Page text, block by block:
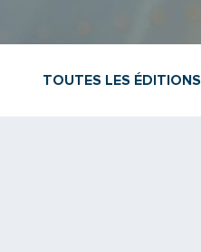
TOUTES LES ÉDITIONS